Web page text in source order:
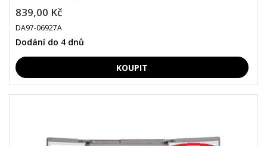
839,00 Kč
DA97-06927A
Dodání do 4 dnů